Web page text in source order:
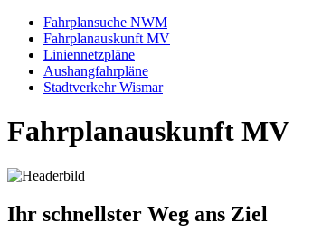
Fahrplansuche NWM
Fahrplanauskunft MV
Liniennetzpläne
Aushangfahrpläne
Stadtverkehr Wismar
Fahrplanauskunft MV
Ihr schnellster Weg ans Ziel